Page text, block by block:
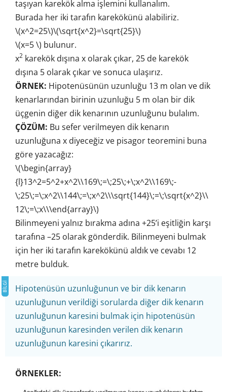
taşıyan karekök alma işlemini kullanalım.
Burada her iki tarafın karekökünü alabiliriz.
\(x^2=25\)\(\sqrt{x^2}=\sqrt{25}\)
\(x=5 \) bulunur.
x2 karekök dışına x olarak çıkar, 25 de karekök
dışına 5 olarak çıkar ve sonuca ulaşırız.
ÖRNEK: Hipotenüsünün uzunluğu 13 m olan ve dik
kenarlarından birinin uzunluğu 5 m olan bir dik
üçgenin diğer dik kenarının uzunluğunu bulalım.
ÇÖZÜM: Bu sefer verilmeyen dik kenarın
uzunluğuna x diyeceğiz ve pisagor teoremini buna
göre yazacağız:
\(\begin{array}
{l}13^2=5^2+x^2\\169\;=\;25\;+\;x^2\\169\;-
\;25\;=\;x^2\\144\;=\;x^2\\\sqrt{144}\;=\;\sqrt{x^2}\\
12\;=\;x\\\end{array}\)
Bilinmeyeni yalnız bırakma adına +25’i eşitliğin karşı
tarafına –25 olarak gönderdik. Bilinmeyeni bulmak
için her iki tarafın karekökünü aldık ve cevabı 12
metre bulduk.
Hipotenüsün uzunluğunun ve bir dik kenarın
uzunluğunun verildiği sorularda diğer dik kenarın
uzunluğunun karesini bulmak için hipotenüsün
uzunluğunun karesinden verilen dik kenarın
uzunluğunun karesini çıkarırız.
ÖRNEKLER: